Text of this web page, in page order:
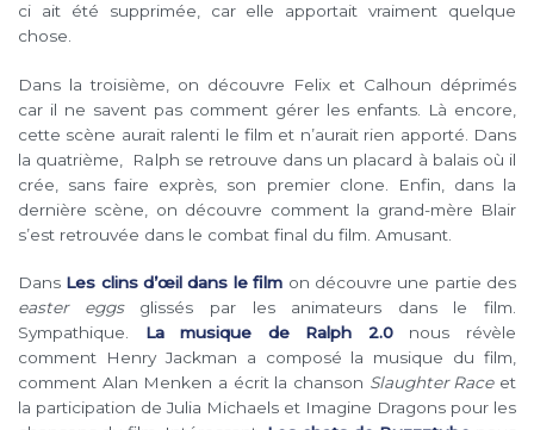
ci ait été supprimée, car elle apportait vraiment quelque
chose.
Dans la troisième, on découvre Felix et Calhoun déprimés
car il ne savent pas comment gérer les enfants. Là encore,
cette scène aurait ralenti le film et n’aurait rien apporté. Dans
la quatrième, Ralph se retrouve dans un placard à balais où il
crée, sans faire exprès, son premier clone. Enfin, dans la
dernière scène, on découvre comment la grand-mère Blair
s’est retrouvée dans le combat final du film. Amusant.
Dans Les clins d’œil dans le film on découvre une partie des
easter eggs glissés par les animateurs dans le film.
Sympathique. La musique de Ralph 2.0nous révèle
comment Henry Jackman a composé la musique du film,
comment Alan Menken a écrit la chanson Slaughter Raceet
la participation de Julia Michaels et Imagine Dragons pour les